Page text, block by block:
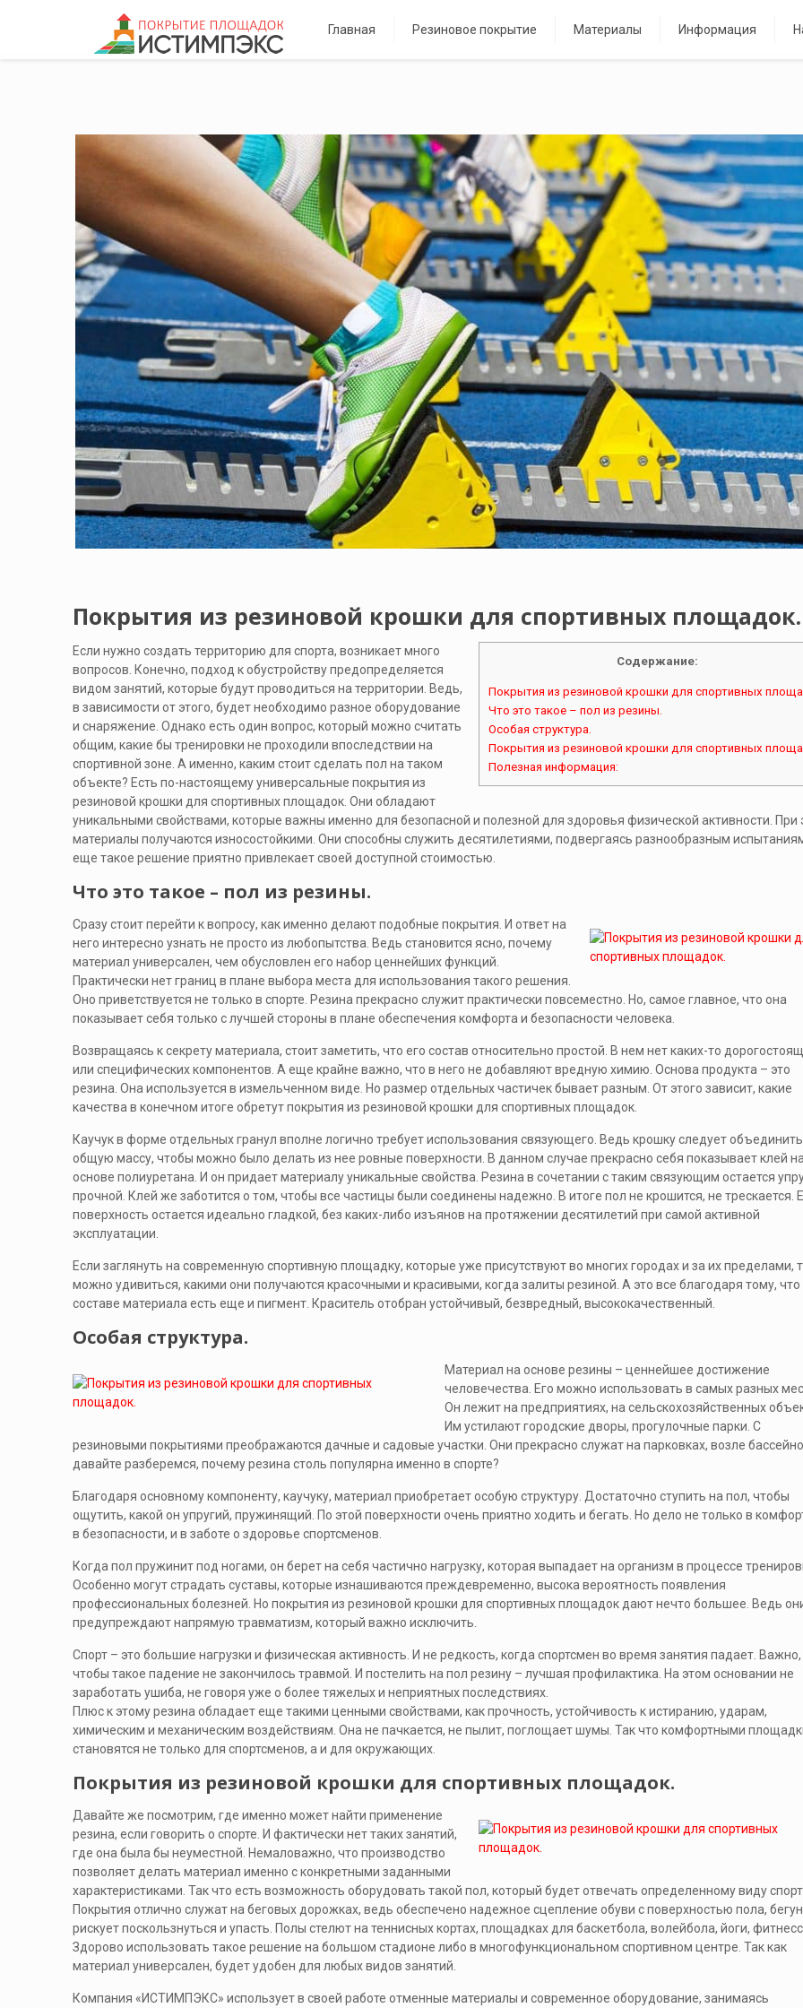
Главная Резиновое покрытие Материалы Информация
Покрытия из резиновой крошки для спортивных площадок.
Содержание:
Покрытия из резиновой крошки для спортивных
Что это такое – пол из резины.
Особая структура.
Покрытия из резиновой крошки для спортивных
Полезная информация:
Если нужно создать территорию для спорта, возникает много
вопросов. Конечно, подход к обустройству предопределяется
видом занятий, которые будут проводиться на территории. Ведь,
в зависимости от этого, будет необходимо разное оборудование
и снаряжение. Однако есть один вопрос, который можно считать
общим, какие бы тренировки не проходили впоследствии на
спортивной зоне. А именно, каким стоит сделать пол на таком
объекте? Есть по-настоящему универсальные покрытия из
резиновой крошки для спортивных площадок. Они обладают
уникальными свойствами, которые важны именно для безопасной и полезной для здоровья физической активности. При
материалы получаются износостойкими. Они способны служить десятилетиями, подвергаясь разнообразным
еще такое решение приятно привлекает своей доступной стоимостью.
Что это такое – пол из резины.
Сразу стоит перейти к вопросу, как именно делают подобные покрытия. И ответ на
него интересно узнать не просто из любопытства. Ведь становится ясно, почему
материал универсален, чем обусловлен его набор ценнейших функций.
Практически нет границ в плане выбора места для использования такого решения.
Оно приветствуется не только в спорте. Резина прекрасно служит практически повсеместно. Но, самое главное, что она
показывает себя только с лучшей стороны в плане обеспечения комфорта и безопасности человека.
Возвращаясь к секрету материала, стоит заметить, что его состав относительно простой. В нем нет каких-то
или специфических компонентов. А еще крайне важно, что в него не добавляют вредную химию. Основа продукта – это
резина. Она используется в измельченном виде. Но размер отдельных частичек бывает разным. От этого зависит, какие
качества в конечном итоге обретут покрытия из резиновой крошки для спортивных площадок.
Каучук в форме отдельных гранул вполне логично требует использования связующего. Ведь крошку следует
общую массу, чтобы можно было делать из нее ровные поверхности. В данном случае прекрасно себя показывает клей на
основе полиуретана. И он придает материалу уникальные свойства. Резина в сочетании с таким связующим остается
прочной. Клей же заботится о том, чтобы все частицы были соединены надежно. В итоге пол не крошится, не трескается.
поверхность остается идеально гладкой, без каких-либо изъянов на протяжении десятилетий при самой активной
эксплуатации.
Если заглянуть на современную спортивную площадку, которые уже присутствуют во многих городах и за их пределами,
можно удивиться, какими они получаются красочными и красивыми, когда залиты резиной. А это все благодаря тому, что
составе материала есть еще и пигмент. Краситель отобран устойчивый, безвредный, высококачественный.
Особая структура.
Материал на основе резины – ценнейшее достижение
человечества. Его можно использовать в самых разных
Он лежит на предприятиях, на сельскохозяйственных
Им устилают городские дворы, прогулочные парки. С
резиновыми покрытиями преображаются дачные и садовые участки. Они прекрасно служат на парковках, возле
давайте разберемся, почему резина столь популярна именно в спорте?
Благодаря основному компоненту, каучуку, материал приобретает особую структуру. Достаточно ступить на пол, чтобы
ощутить, какой он упругий, пружинящий. По этой поверхности очень приятно ходить и бегать. Но дело не только в
в безопасности, и в заботе о здоровье спортсменов.
Когда пол пружинит под ногами, он берет на себя частично нагрузку, которая выпадает на организм в процессе
Особенно могут страдать суставы, которые изнашиваются преждевременно, высока вероятность появления
профессиональных болезней. Но покрытия из резиновой крошки для спортивных площадок дают нечто большее. Ведь
предупреждают напрямую травматизм, который важно исключить.
Спорт – это большие нагрузки и физическая активность. И не редкость, когда спортсмен во время занятия падает. Важно,
чтобы такое падение не закончилось травмой. И постелить на пол резину – лучшая профилактика. На этом основании не
заработать ушиба, не говоря уже о более тяжелых и неприятных последствиях.
Плюс к этому резина обладает еще такими ценными свойствами, как прочность, устойчивость к истиранию, ударам,
химическим и механическим воздействиям. Она не пачкается, не пылит, поглощает шумы. Так что комфортными
становятся не только для спортсменов, а и для окружающих.
Покрытия из резиновой крошки для спортивных площадок.
Давайте же посмотрим, где именно может найти применение
резина, если говорить о спорте. И фактически нет таких занятий,
где она была бы неуместной. Немаловажно, что производство
позволяет делать материал именно с конкретными заданными
характеристиками. Так что есть возможность оборудовать такой пол, который будет отвечать определенному виду
Покрытия отлично служат на беговых дорожках, ведь обеспечено надежное сцепление обуви с поверхностью пола,
рискует поскользнуться и упасть. Полы стелют на теннисных кортах, площадках для баскетбола, волейбола, йоги,
Здорово использовать такое решение на большом стадионе либо в многофункциональном спортивном центре. Так как
материал универсален, будет удобен для любых видов занятий.
Компания «ИСТИМПЭКС» использует в своей работе отменные материалы и современное оборудование, занимаясь